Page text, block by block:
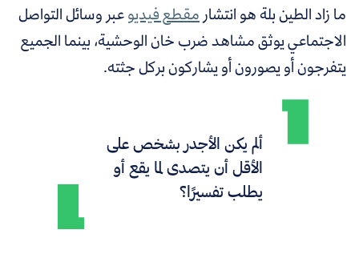
ما زاد الطين بلة هو انتشارمقطع فيديوعبر وسائل التواصل
الاجتماعي يوثق مشاهد ضرب خان الوحشية، بينما الجميع
يتفرجون أو يصورون أو يشاركون بركل جثته.
ألم يكن الأجدر بشخص على
الأقل أن يتصدى لما يقع أو
يطلب تفسيرًا؟